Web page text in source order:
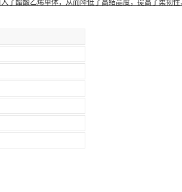
了醋酸乙烯单体，从而降低了高结晶度，提高了柔韧性